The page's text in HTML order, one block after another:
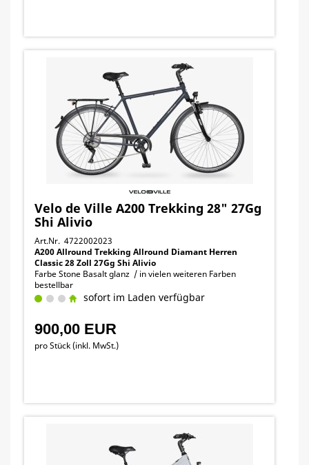
Velo de Ville A200 Trekking 28" 27Gg
Shi Alivio
Art.Nr. 4722002023
A200 Allround Trekking Allround Diamant Herren
Classic 28 Zoll 27Gg Shi Alivio
Farbe Stone Basalt glanz / in vielen weiteren Farben
bestellbar
sofort im Laden verfügbar
900,00 EUR
pro Stück (inkl. MwSt.)